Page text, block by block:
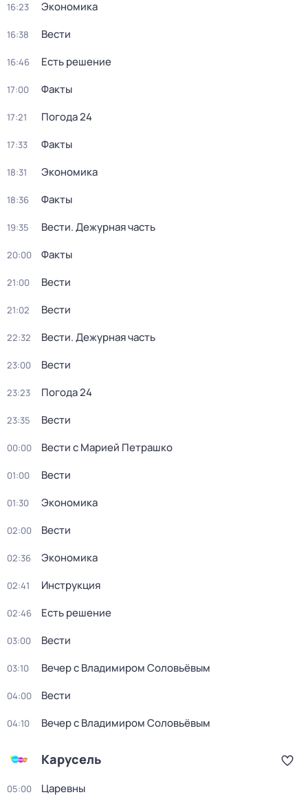
16:23 Экономика
16:38 Вести
16:46 Есть решение
17:00 Факты
17:21 Погода 24
17:33 Факты
18:31 Экономика
18:36 Факты
19:35 Вести. Дежурная часть
20:00 Факты
21:00 Вести
21:02 Вести
22:32 Вести. Дежурная часть
23:00 Вести
23:23 Погода 24
23:35 Вести
00:00 Вести с Марией Петрашко
01:00 Вести
01:30 Экономика
02:00 Вести
02:36 Экономика
02:41 Инструкция
02:46 Есть решение
03:00 Вести
03:10 Вечер с Владимиром Соловьёвым
04:00 Вести
04:10 Вечер с Владимиром Соловьёвым
Карусель
05:00 Царевны